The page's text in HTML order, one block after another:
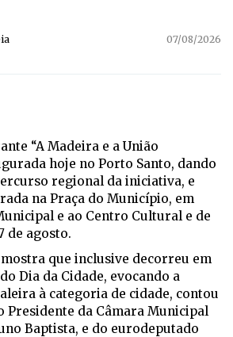
07/08/2026
“A Madeira e a União
hoje no Porto Santo, dando
regional da iniciativa, e
na Praça do Município, em
e ao Centro Cultural e de
de agosto.
que inclusive decorreu em
Dia da Cidade, evocando a
à categoria de cidade, contou
Presidente da Câmara Municipal
Baptista, e do eurodeputado